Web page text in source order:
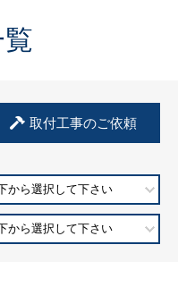
取付工事のご依頼
から選択して下さい
から選択して下さい